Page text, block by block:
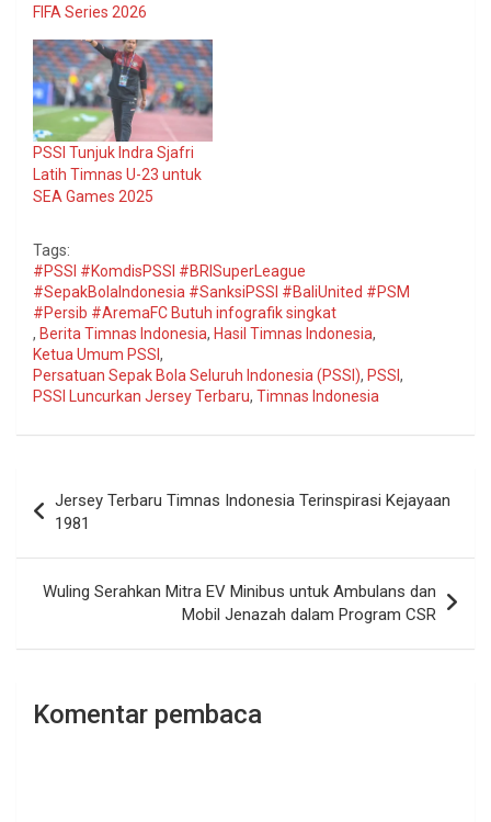
FIFA Series 2026
PSSI Tunjuk Indra Sjafri
Latih Timnas U-23 untuk
SEA Games 2025
Tags:
#PSSI #KomdisPSSI #BRISuperLeague
#SepakBolaIndonesia #SanksiPSSI #BaliUnited #PSM
#Persib #AremaFC Butuh infografik singkat
, Berita Timnas Indonesia, Hasil Timnas Indonesia,
Ketua Umum PSSI ,
Persatuan Sepak Bola Seluruh Indonesia (PSSI), PSSI ,
PSSI Luncurkan Jersey Terbaru, Timnas Indonesia
pos
Jersey Terbaru Timnas Indonesia Terinspirasi Kejayaan
1981
Wuling Serahkan Mitra EV Minibus untuk Ambulans dan
Mobil Jenazah dalam Program CSR
Komentar pembaca